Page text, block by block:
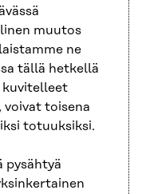
muutos
ne
tällä hetkellä
kuvitelleet
toisena
totuuksiksi.
pysähtyä